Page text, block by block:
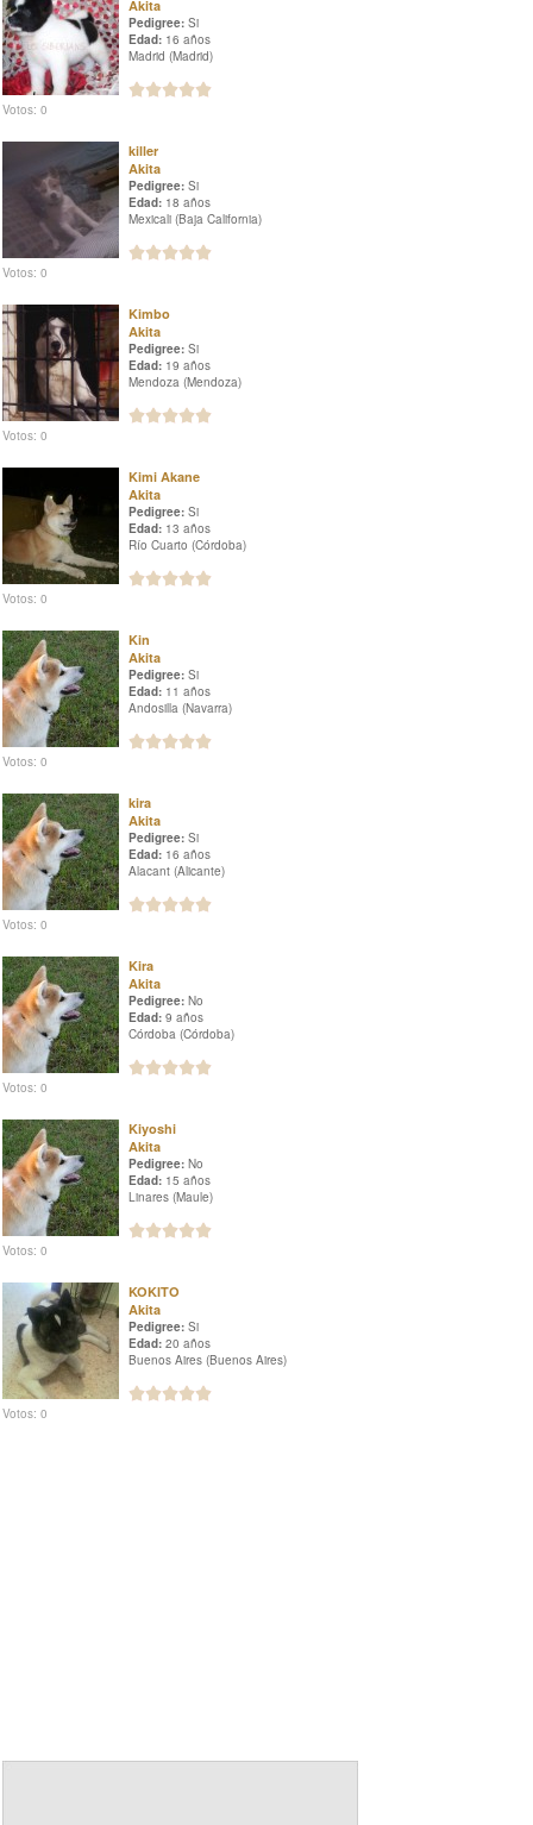
Akita
Pedigree: Si
Edad: 16 años
Madrid (Madrid)
Votos: 0
killer
Akita
Pedigree: Si
Edad: 18 años
Mexicali (Baja California)
Votos: 0
Kimbo
Akita
Pedigree: Si
Edad: 19 años
Mendoza (Mendoza)
Votos: 0
Kimi Akane
Akita
Pedigree: Si
Edad: 13 años
Río Cuarto (Córdoba)
Votos: 0
Kin
Akita
Pedigree: Si
Edad: 11 años
Andosilla (Navarra)
Votos: 0
kira
Akita
Pedigree: Si
Edad: 16 años
Alacant (Alicante)
Votos: 0
Kira
Akita
Pedigree: No
Edad: 9 años
Córdoba (Córdoba)
Votos: 0
Kiyoshi
Akita
Pedigree: No
Edad: 15 años
Linares (Maule)
Votos: 0
KOKITO
Akita
Pedigree: Si
Edad: 20 años
Buenos Aires (Buenos Aires)
Votos: 0